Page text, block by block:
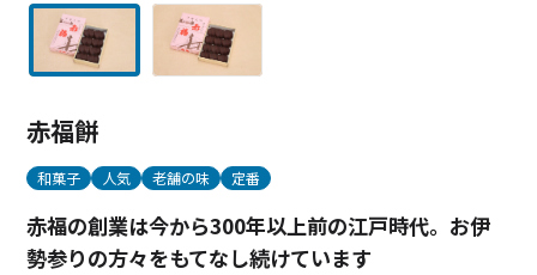
赤福餅
和菓子 人気 老舗の味 定番
赤福の創業は今から300年以上前の江戸時代。お伊
勢参りの方々をもてなし続けています